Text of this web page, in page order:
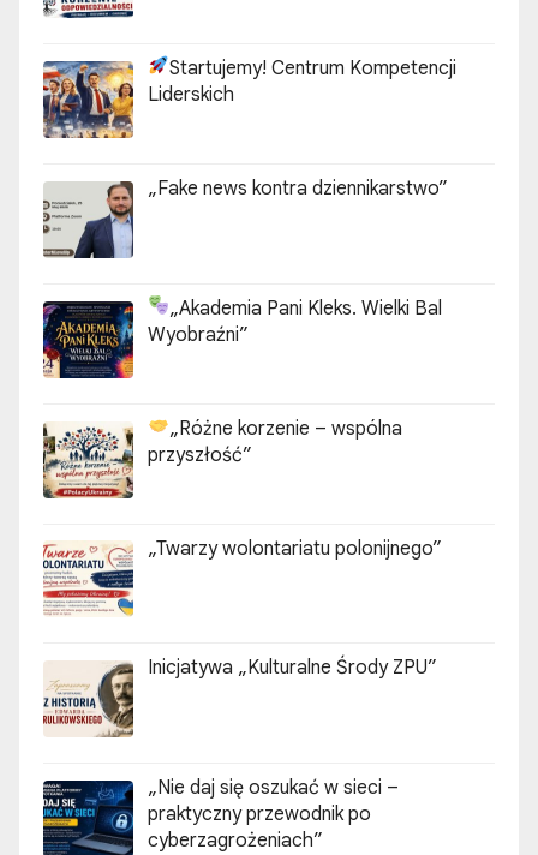
Startujemy! Centrum Kompetencji
Liderskich
„Fake news kontra dziennikarstwo”
„Akademia Pani Kleks. Wielki Bal
Wyobraźni”
„Różne korzenie – wspólna
przyszłość”
„Twarzy wolontariatu polonijnego”
Inicjatywa „Kulturalne Środy ZPU”
„Nie daj się oszukać w sieci –
praktyczny przewodnik po
cyberzagrożeniach”